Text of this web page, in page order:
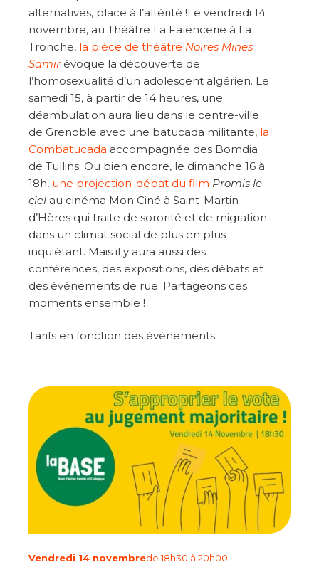
alternatives, place à l’altérité !Le vendredi 14
novembre, au Théâtre La Faïencerie à La
Tronche, la pièce de théâtre Noires Mines
Samirévoque la découverte de
l’homosexualité d’un adolescent algérien. Le
samedi 15, à partir de 14 heures, une
déambulation aura lieu dans le centre-ville
de Grenoble avec une batucada militante, la
Combatucada accompagnée des Bomdia
de Tullins. Ou bien encore, le dimanche 16 à
18h, une projection-débat du film Promis le
ciel au cinéma Mon Ciné à Saint-Martin-
d’Hères qui traite de sororité et de migration
dans un climat social de plus en plus
inquiétant. Mais il y aura aussi des
conférences, des expositions, des débats et
des événements de rue. Partageons ces
moments ensemble !
Tarifs en fonction des évènements.
Vendredi 14 novembrede 18h30 à 20h00